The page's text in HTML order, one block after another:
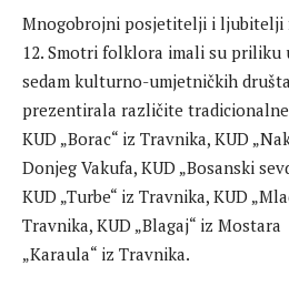
Mnogobrojni posjetitelji i ljubitelji
12. Smotri folklora imali su priliku
sedam kulturno-umjetničkih
prezentirala različite
KUD „Borac“ iz Travnika, KUD
Donjeg Vakufa, KUD „Bosanski
KUD „Turbe“ iz Travnika, KUD
Travnika, KUD „Blagaj“ iz
„Karaula“ iz Travnika.